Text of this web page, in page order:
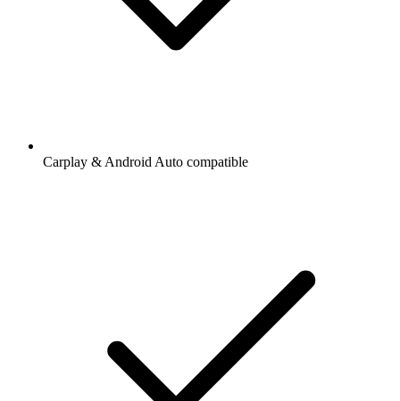
Carplay & Android Auto compatible